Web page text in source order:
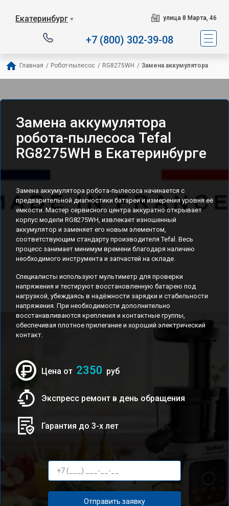
Екатеринбург ▼ улица 8 Марта, 46
+7 (800) 302-39-08
Главная / Робот-пылесос / RG8275WH / Замена аккумулятора
Замена аккумулятора
робота-пылесоса Tefal
RG8275WH в Екатеринбурге
Замена аккумулятора робота-пылесоса начинается с
предварительной диагностики батареи и измерения уровня её
емкости. Мастер сервисного центра аккуратно открывает
корпус модели RG8275WH, извлекает изношенный
аккумулятор и заменяет его новым элементом,
соответствующим стандарту производителя Tefal. Весь
процесс занимает минимум времени благодаря наличию
необходимого инструмента и запчастей на складе.
Специалисты используют мультиметр для проверки
напряжения и тестируют восстановленную батарею под
нагрузкой, убеждаясь в надёжности зарядки и стабильности
напряжения. При необходимости дополнительно
восстанавливаются крепления и контактные группы,
обеспечивая плотное прилегание и хороший электрический
контакт.
Цена от 2350 руб
Экспресс ремонт в день обращения
Гарантия до 3-х лет
Отправить заявку